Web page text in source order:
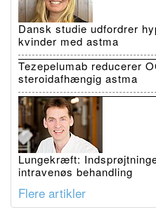
Dansk studie udfordrer
kvinder med astma
Tezepelumab reducerer
steroidafhængig astma
Lungekræft:
intravenøs behandling
Flere artikler